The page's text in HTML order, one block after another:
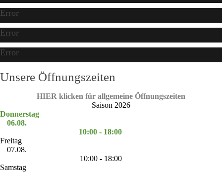
Error
Error
Error
Unsere Öffnungszeiten
HIER klicken für allgemeine Öffnungszeiten
Saison 2026
Donnerstag
06.08.
10:00 - 18:00
Freitag
07.08.
10:00 - 18:00
Samstag